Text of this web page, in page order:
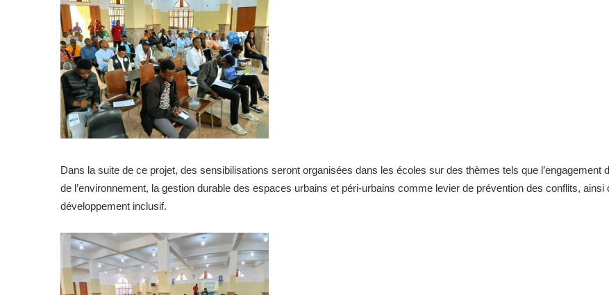
Dans la suite de ce projet, des sensibilisations seront organisées dans les écoles sur des thèmes tels que
de l’environnement, la gestion durable des espaces urbains et péri-urbains comme levier de prévention des conflits,
développement inclusif.